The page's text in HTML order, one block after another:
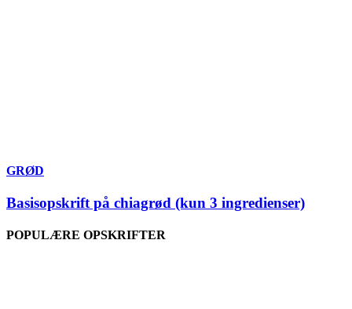
GRØD
Basisopskrift på chiagrød (kun 3 ingredienser)
POPULÆRE OPSKRIFTER